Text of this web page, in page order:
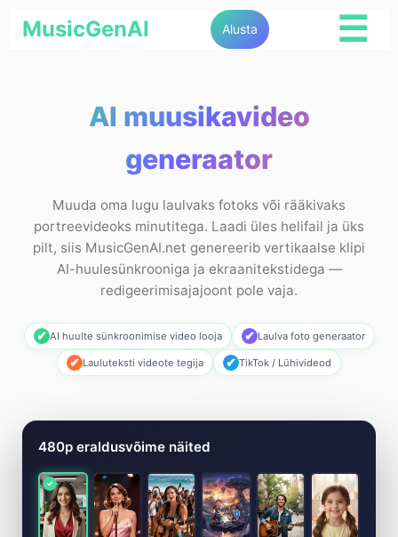
MusicGenAI Alusta ☰
AI muusikavideo
generaator
Muuda oma lugu laulvaks fotoks või rääkivaks
portreevideoks minutitega. Laadi üles helifail ja üks
pilt, siis MusicGenAI.net genereerib vertikaalse klipi
AI-huule­sünkrooniga ja ekraanitekstidega —
redigeerimisajajoont pole vaja.
✔ AI huulte sünkroonimise video looja ✔ Laulva foto generaator
✔ Lauluteksti videote tegija ✔ TikTok / Lühivideod
Tehisintellektil põhinev
480p eraldusvõime näited